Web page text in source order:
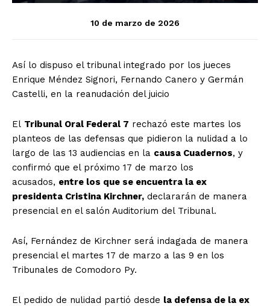
10 de marzo de 2026
Así lo dispuso el tribunal integrado por los jueces
Enrique Méndez Signori, Fernando Canero y Germán
Castelli, en la reanudación del juicio
El Tribunal Oral Federal 7 rechazó este martes los
planteos de las defensas que pidieron la nulidad a lo
largo de las 13 audiencias en la causa Cuadernos, y
confirmó que el próximo 17 de marzo los
acusados, entre los que se encuentra la ex
presidenta Cristina Kirchner, declararán de manera
presencial en el salón Auditorium del Tribunal.
Así, Fernández de Kirchner será indagada de manera
presencial el martes 17 de marzo a las 9 en los
Tribunales de Comodoro Py.
El pedido de nulidad partió desde la defensa de la ex